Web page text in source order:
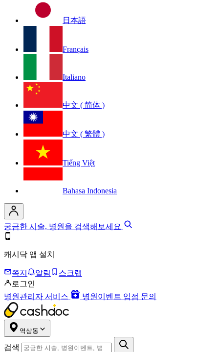
日本語
Français
Italiano
中文 ( 简体 )
中文 ( 繁體 )
Tiếng Việt
Bahasa Indonesia
궁금한 시술, 병원을 검색해보세요
캐시닥 앱 설치
쪽지 알림
스크랩
로그인
병원관리자 서비스
병원이벤트 입점 문의
역삼동
검색